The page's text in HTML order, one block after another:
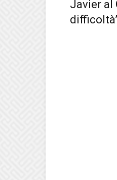
Javier al